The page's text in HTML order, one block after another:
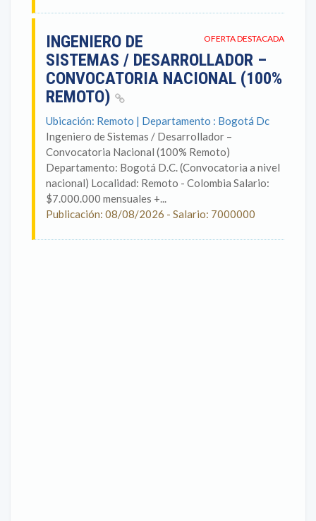
OFERTA DESTACADA
INGENIERO DE
SISTEMAS / DESARROLLADOR –
CONVOCATORIA NACIONAL (100%
REMOTO)
Ubicación: Remoto | Departamento : Bogotá Dc
Ingeniero de Sistemas / Desarrollador –
Convocatoria Nacional (100% Remoto)
Departamento: Bogotá D.C. (Convocatoria a nivel
nacional) Localidad: Remoto - Colombia Salario:
$7.000.000 mensuales +...
Publicación: 08/08/2026 - Salario: 7000000